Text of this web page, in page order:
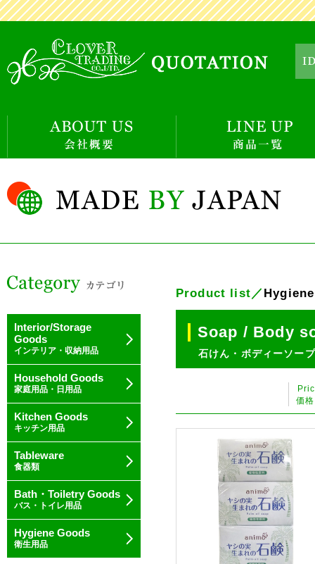
Interior/Storage
Goods
インテリア・収納用品
Household Goods
家庭用品・日用品
Kitchen Goods
キッチン用品
Tableware
食器類
Bath・Toiletry Goods
バス・トイレ用品
Hygiene Goods
衛生用品
Product list／
Soap / Body
石けん・ボディーソープ
価